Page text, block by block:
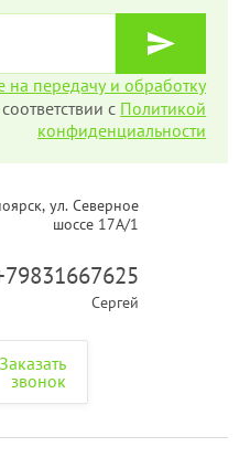
на передачу и обработку
с Политикой
конфиденциальности
ул. Северное
шоссе 17А/1
Сергей
Заказать
звонок